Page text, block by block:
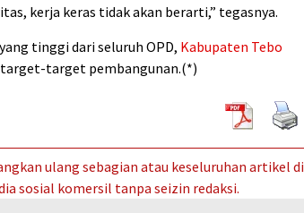
kerja keras tidak akan berarti,” tegasnya.
tinggi dari seluruh OPD, Kabupaten Tebo
target pembangunan.(*)
ulang sebagian atau keseluruhan artikel di
sosial komersil tanpa seizin redaksi.